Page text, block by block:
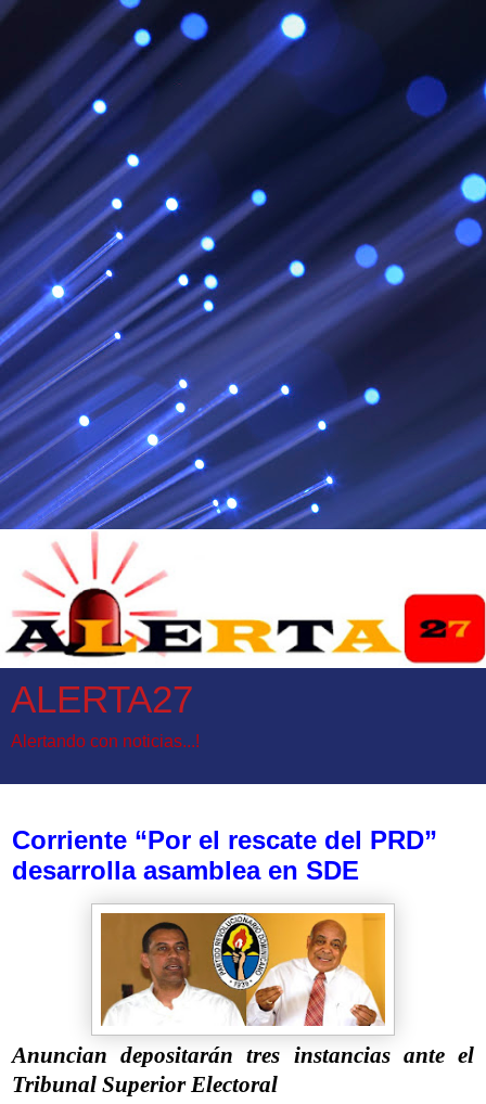
ALERTA27
Alertando con noticias...!
Corriente “Por el rescate del PRD”
desarrolla asamblea en SDE
Anuncian depositarán tres instancias ante el
Tribunal Superior Electoral